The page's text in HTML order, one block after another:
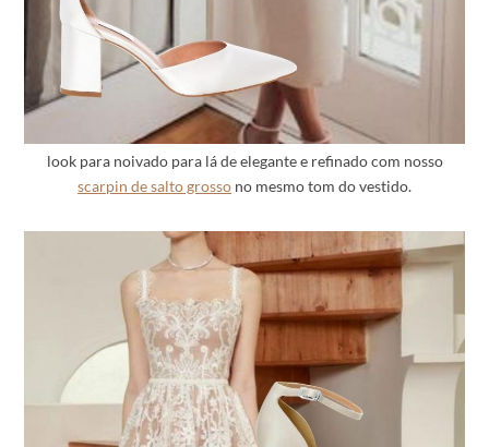
look para noivado para lá de elegante e refinado com nosso
scarpin de salto grosso no mesmo tom do vestido.